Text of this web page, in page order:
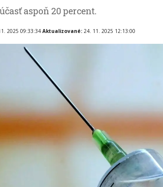
aspoň 20 percent.
2025 09:33:34 Aktualizované: 24. 11. 2025 12:13:00